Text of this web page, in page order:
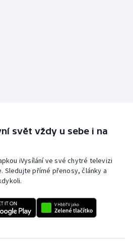
svět vždy u sebe i na
iVysílání ve své chytré televizi
Sledujte přímé přenosy, články a